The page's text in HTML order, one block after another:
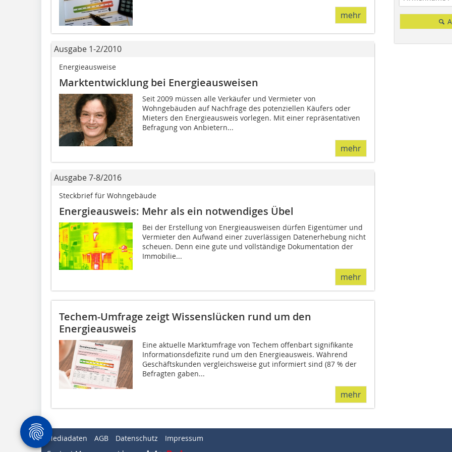
mehr
Ausgabe 1-2/2010
Energieausweise
Marktentwicklung bei Energieausweisen
Seit 2009 müssen alle Verkäufer und Vermieter von
Wohngebäuden auf Nachfrage des potenziellen Käufers oder
Mieters den Energieausweis vorlegen. Mit einer repräsentativen
Befragung von Anbietern...
mehr
Ausgabe 7-8/2016
Steckbrief für Wohngebäude
Energieausweis: Mehr als ein notwendiges Übel
Bei der Erstellung von Energieausweisen dürfen Eigentümer und
Vermieter den Aufwand einer zuverlässigen Datenerhebung nicht
scheuen. Denn eine gute und vollständige Dokumentation der
Immobilie...
mehr
Techem-Umfrage zeigt Wissenslücken rund um den
Energieausweis
Eine aktuelle Marktumfrage von Techem offenbart signifikante
Informationsdefizite rund um den Energieausweis. Während
Geschäftskunden vergleichsweise gut informiert sind (87 % der
Befragten gaben...
mehr
Mediadaten AGB Datenschutz
Impressum